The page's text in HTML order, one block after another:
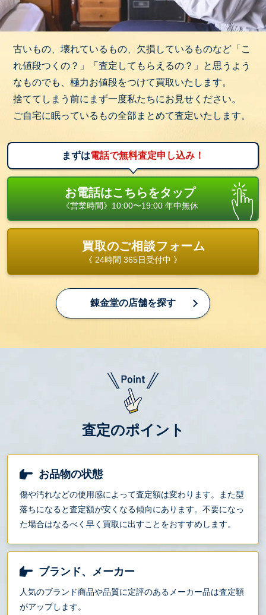
古いもの、壊れているもの、欠損しているものなど「こ
れ値段つくの？」「査定してもらえるの？」と思うよう
なものでも、極力お値段をつけて買取いたします。
捨ててしまう前にまず一度私たちにお見せください。
ご自宅に眠っているもの全部まとめて査定いたします。
まずは電話で無料査定申し込み！
お電話はこちらをタップ
《営業時間》10:00〜19:00 年中無休
買取のご相談フォーム
《 24時間 365日受付中 》
錬金堂の店舗を探す
査定のポイント
お品物の状態
傷や汚れなどの使用感によって査定額は変わります。また型
落ちになると査定額が安くなる傾向にあります。不要になっ
た場合はなるべく早く買取に出すことをおすすめします。
ブランド、メーカー
人気のブランド商品や品質に定評のあるメーカー品は査定額
がアップします。